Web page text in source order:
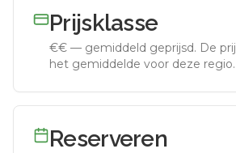
Prijsklasse
€€ — gemiddeld geprijsd. De
het gemiddelde voor deze regio.
Reserveren